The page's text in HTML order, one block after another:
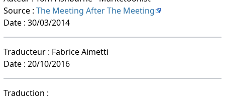
Source : The Meeting After The Meeting
Date : 30/03/2014
Traducteur : Fabrice Aimetti
Date : 20/10/2016
Traduction :